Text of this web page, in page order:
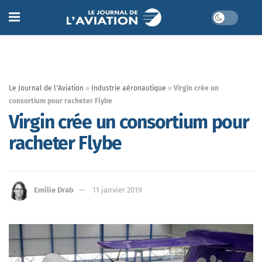
Le Journal de l'Aviation » Industrie aéronautique » Virgin crée un
consortium pour racheter Flybe
Virgin crée un consortium pour
racheter Flybe
Emilie Drab 11 janvier 2019